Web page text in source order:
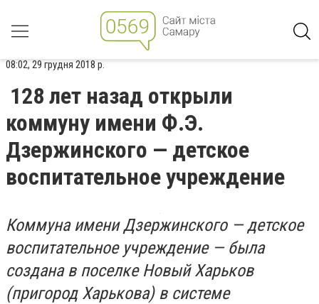
08:02, 29 грудня 2018 р.
128 лет назад открыли
коммуну имени Ф.Э.
Дзержинского — детское
воспитательное учреждение
Коммуна имени Дзержинского — детское
воспитательное учреждение — была
создана в поселке Новый Харьков
(пригород Харькова) в системе